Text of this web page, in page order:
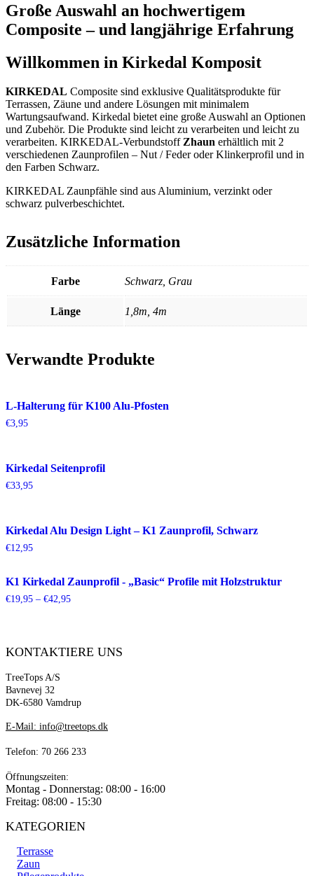
Große Auswahl an hochwertigem
Composite – und langjährige Erfahrung
Willkommen in Kirkedal Komposit
KIRKEDAL Composite sind exklusive Qualitätsprodukte für
Terrassen, Zäune und andere Lösungen mit minimalem
Wartungsaufwand. Kirkedal bietet eine große Auswahl an Optionen
und Zubehör. Die Produkte sind leicht zu verarbeiten und leicht zu
verarbeiten. KIRKEDAL-VerbundstoffZhaun erhältlich mit 2
verschiedenen Zaunprofilen – Nut / Feder oder Klinkerprofil und in
den Farben Schwarz.
KIRKEDAL Zaunpfähle sind aus Aluminium, verzinkt oder
schwarz pulverbeschichtet.
Zusätzliche Information
Farbe Schwarz, Grau
Länge 1,8m, 4m
Verwandte Produkte
L-Halterung für K100 Alu-Pfosten
€3,95
Kirkedal Seitenprofil
€33,95
Kirkedal Alu Design Light – K1 Zaunprofil, Schwarz
€12,95
K1 Kirkedal Zaunprofil - „Basic“ Profile mit Holzstruktur
€19,95 – €42,95Preisspanne:
KONTAKTIERE UNS
TreeTops A/S
Bavnevej 32
DK-6580 Vamdrup
E-Mail: info@treetops.dk
Telefon: 70 266 233
Öffnungszeiten:
Montag - Donnerstag: 08:00 - 16:00
Freitag: 08:00 - 15:30
KATEGORIEN
Terrasse
Zaun